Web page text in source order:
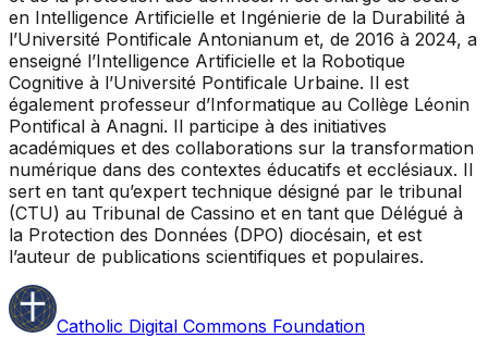
en Intelligence Artificielle et Ingénierie de la Durabilité à
l’Université Pontificale Antonianum et, de 2016 à 2024, a
enseigné l’Intelligence Artificielle et la Robotique
Cognitive à l’Université Pontificale Urbaine. Il est
également professeur d’Informatique au Collège Léonin
Pontifical à Anagni. Il participe à des initiatives
académiques et des collaborations sur la transformation
numérique dans des contextes éducatifs et ecclésiaux. Il
sert en tant qu’expert technique désigné par le tribunal
(CTU) au Tribunal de Cassino et en tant que Délégué à
la Protection des Données (DPO) diocésain, et est
l’auteur de publications scientifiques et populaires.
Catholic Digital Commons Foundation